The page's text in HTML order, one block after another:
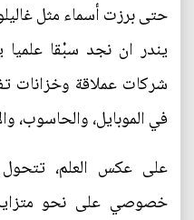
حتى برزت أسماء مثل
يندر ان نجد سبْقا
شركات عملاقة وخزانات
في الموبايل، والحاسوب،
على عكس العلم، تتحول
خصوصي على نحو